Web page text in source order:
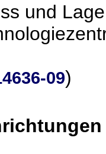
und
09)